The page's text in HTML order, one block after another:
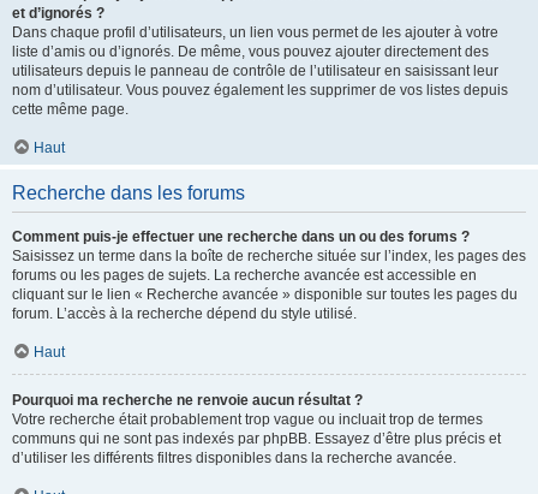
et d’ignorés ?
Dans chaque profil d’utilisateurs, un lien vous permet de les ajouter à votre
liste d’amis ou d’ignorés. De même, vous pouvez ajouter directement des
utilisateurs depuis le panneau de contrôle de l’utilisateur en saisissant leur
nom d’utilisateur. Vous pouvez également les supprimer de vos listes depuis
cette même page.
Haut
Recherche dans les forums
Comment puis-je effectuer une recherche dans un ou des forums ?
Saisissez un terme dans la boîte de recherche située sur l’index, les pages des
forums ou les pages de sujets. La recherche avancée est accessible en
cliquant sur le lien « Recherche avancée » disponible sur toutes les pages du
forum. L’accès à la recherche dépend du style utilisé.
Haut
Pourquoi ma recherche ne renvoie aucun résultat ?
Votre recherche était probablement trop vague ou incluait trop de termes
communs qui ne sont pas indexés par phpBB. Essayez d’être plus précis et
d’utiliser les différents filtres disponibles dans la recherche avancée.